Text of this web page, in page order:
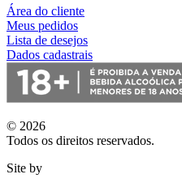
Área do cliente
Meus pedidos
Lista de desejos
Dados cadastrais
© 2026
Todos os direitos reservados.
Site by